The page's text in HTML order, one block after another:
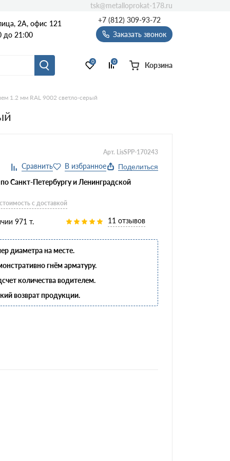
2А, офис 121
до 21:00
+7 (812) 309-93-72
Заказать звонок
0 0 Корзина
tsk@metalloprokat-178.ru
1.2 мм RAL 9002 светло-серый
Арт. LisSPP-170243
Поделиться
Санкт-Петербургу и Ленинградской
с доставкой
971 т. 11 отзывов
диаметра на месте.
гнём арматуру.
количества водителем.
возврат продукции.